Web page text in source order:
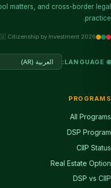
matters, and cross-border legal
practice.
Citizenship by Investment 2026
🌐 LANGUAGE:
PROGRAMS
All Programs
DSP Program
CIIP Status
Real Estate Option
DSP vs CIIP